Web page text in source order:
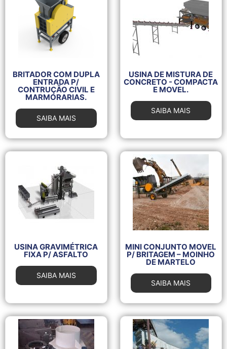
BRITADOR COM DUPLA
ENTRADA P/
CONTRUÇÃO CIVIL E
MARMORARIAS.
SAIBA MAIS
USINA DE MISTURA DE
CONCRETO - COMPACTA
E MOVEL.
SAIBA MAIS
USINA GRAVIMÉTRICA
FIXA P/ ASFALTO
SAIBA MAIS
MINI CONJUNTO MOVEL
P/ BRITAGEM – MOINHO
DE MARTELO
SAIBA MAIS